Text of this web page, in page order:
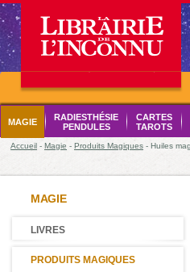
MAGIE
RADIESTHÉSIE
PENDULES
CARTES
TAROTS
Accueil - Magie - Produits Magiques - Huiles
MAGIE
LIVRES
PRODUITS MAGIQUES